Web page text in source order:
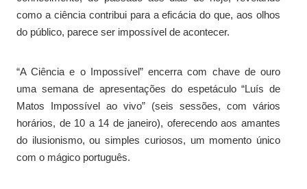
como a ciência contribui para a eficácia do que, aos olhos
do público, parece ser impossível de acontecer.
“A Ciência e o Impossível” encerra com chave de ouro
uma semana de apresentações do espetáculo “Luís de
Matos Impossível ao vivo” (seis sessões, com vários
horários, de 10 a 14 de janeiro), oferecendo aos amantes
do ilusionismo, ou simples curiosos, um momento único
com o mágico português.